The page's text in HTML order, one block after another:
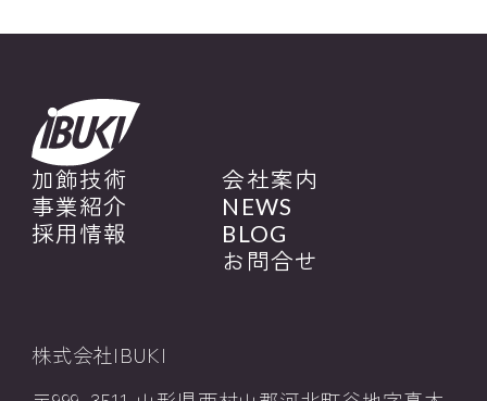
加飾技術
事業紹介
採用情報
会社案内
NEWS
BLOG
お問合せ
株式会社IBUKI